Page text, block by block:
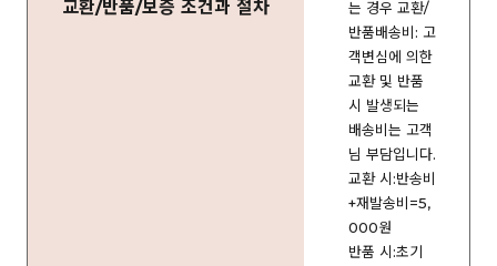
교환/반품/보증 조건과 절차
는 경우 교환/
반품배송비: 고
객변심에 의한
교환 및 반품
시 발생되는
배송비는 고객
님 부담입니다.
교환 시:반송비
+재발송비=5,
000원
반품 시:초기